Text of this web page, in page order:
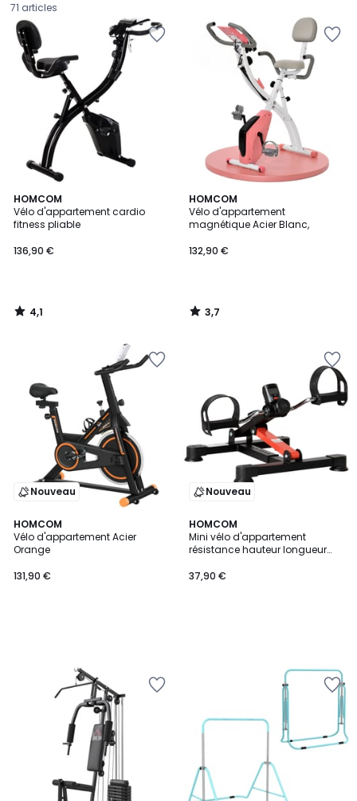
71 articles
HOMCOM
Vélo d'appartement cardio
fitness pliable
€.
136,90 €
4,1
/ 5
4,1
/
HOMCOM
Vélo d'appartement
magnétique Acier Blanc,
132,90 €
3,7
/ 5
3,7
/
Nouveau
HOMCOM
Vélo d'appartement Acier
Orange
131,90 €
Nouveau
HOMCOM
Mini vélo d'appartement
résistance hauteur longueur
37,90 €